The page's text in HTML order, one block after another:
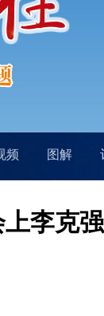
频 图解
李克